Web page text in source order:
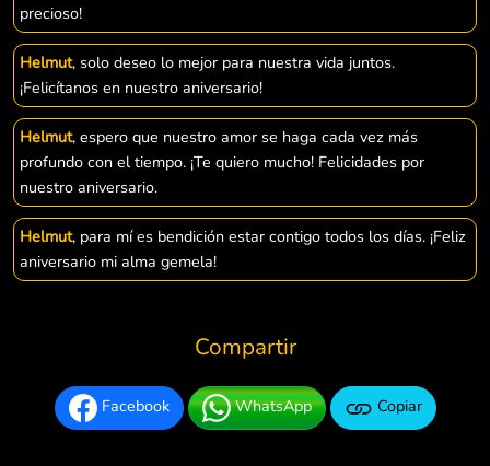
precioso!
Helmut, solo deseo lo mejor para nuestra vida juntos.
¡Felicítanos en nuestro aniversario!
Helmut, espero que nuestro amor se haga cada vez más
profundo con el tiempo. ¡Te quiero mucho! Felicidades por
nuestro aniversario.
Helmut, para mí es bendición estar contigo todos los días. ¡Feliz
aniversario mi alma gemela!
Compartir
Facebook WhatsApp Copiar